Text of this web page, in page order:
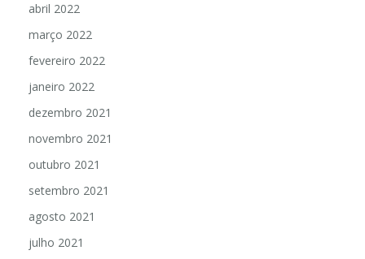
abril 2022
março 2022
fevereiro 2022
janeiro 2022
dezembro 2021
novembro 2021
outubro 2021
setembro 2021
agosto 2021
julho 2021